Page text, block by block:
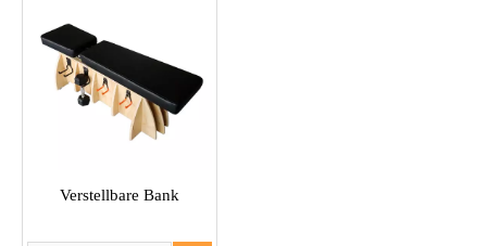
Verstellbare Bank